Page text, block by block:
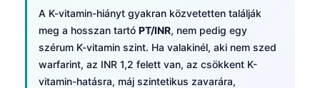
A K-vitamin-hiányt gyakran közvetetten találják
meg a hosszan tartó PT/INR, nem pedig egy
szérum K-vitamin szint. Ha valakinél, aki nem szed
warfarint, az INR 1,2 felett van, az csökkent K-
vitamin-hatásra, máj szintetikus zavarára,
Bosanski
Azərbaycan dili
Eesti
日本語